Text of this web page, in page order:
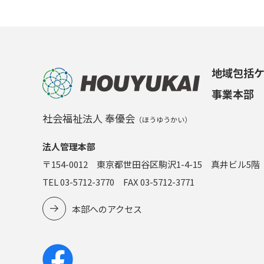
地域包括
事業本部
社会福祉法人 奉優会 （ほうゆうかい）
法人管理本部
〒154-0012 東京都世田谷区駒沢1-4-15 真井ビル5階
TEL 03-5712-3770 FAX 03-5712-3771
本部へのアクセス